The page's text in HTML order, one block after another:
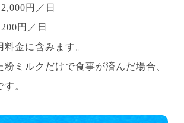
円／日
円／日
料金に含みます。
粉ミルクだけで食事が済んだ場合、
。